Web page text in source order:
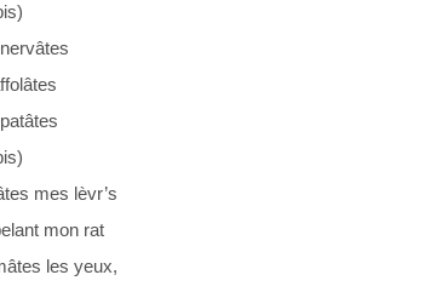
mes lèvr’s
mon rat
les yeux,